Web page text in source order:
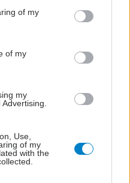
You may click to
and its third-party tags to
purposes in below Google
of my
of my
my
Use,
of my
with the
Δημοκρατίας υπέγραψε
τη Χάρτα της ΕΠΕ